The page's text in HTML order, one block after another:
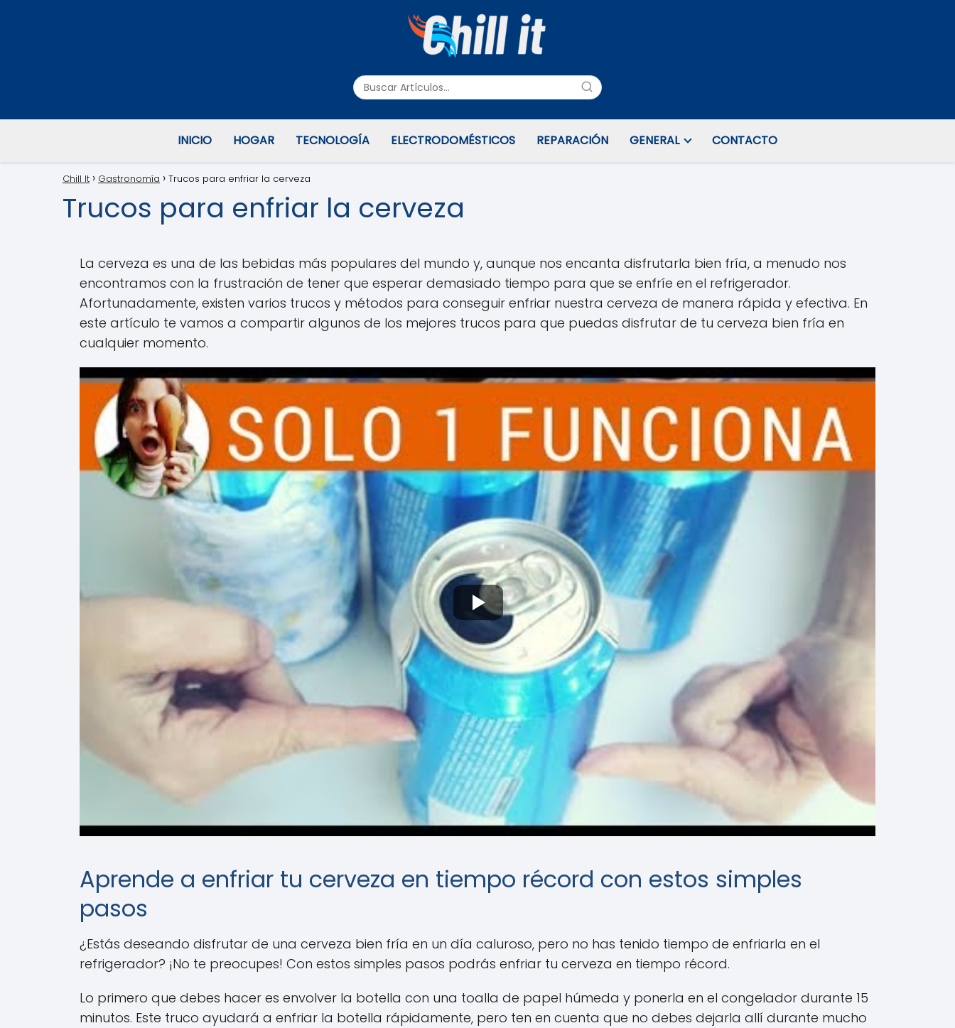
INICIO HOGAR TECNOLOGÍA ELECTRODOMÉSTICOS REPARACIÓN GENERAL CONTACTO
Chill It Gastronomía Trucos para enfriar la cerveza
Trucos para enfriar la cerveza
La cerveza es una de las bebidas más populares del mundo y, aunque nos encanta disfrutarla bien fría, a menudo nos
encontramos con la frustración de tener que esperar demasiado tiempo para que se enfríe en el refrigerador.
Afortunadamente, existen varios trucos y métodos para conseguir enfriar nuestra cerveza de manera rápida y efectiva. En
este artículo te vamos a compartir algunos de los mejores trucos para que puedas disfrutar de tu cerveza bien fría en
cualquier momento.
Aprende a enfriar tu cerveza en tiempo récord con estos simples
pasos
¿Estás deseando disfrutar de una cerveza bien fría en un día caluroso, pero no has tenido tiempo de enfriarla en el
refrigerador? ¡No te preocupes! Con estos simples pasos podrás enfriar tu cerveza en tiempo récord.
Lo primero que debes hacer es envolver la botella con una toalla de papel húmeda y ponerla en el congelador durante 15
minutos. Este truco ayudará a enfriar la botella rápidamente, pero ten en cuenta que no debes dejarla allí durante mucho